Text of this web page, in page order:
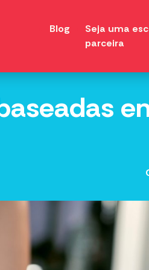
Blog
Seja uma
parceira